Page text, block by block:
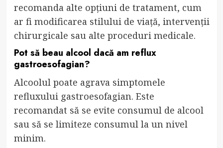
recomanda alte opțiuni de tratament, cum
ar fi modificarea stilului de viață, intervenții
chirurgicale sau alte proceduri medicale.
Pot să beau alcool dacă am reflux
gastroesofagian?
Alcoolul poate agrava simptomele
refluxului gastroesofagian. Este
recomandat să se evite consumul de alcool
sau să se limiteze consumul la un nivel
minim.